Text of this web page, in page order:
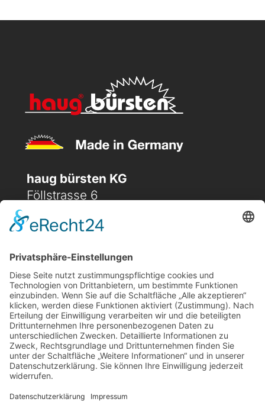
haug bürsten KG
Föllstrasse 6
D-86343 Königsbrunn
 (+49) 08231 / 96 30 96
 office@haugbuersten.de
Weitere Seiten
Hygienesortiment
Haushaltssortiment
Ansprechpartner
Jobs